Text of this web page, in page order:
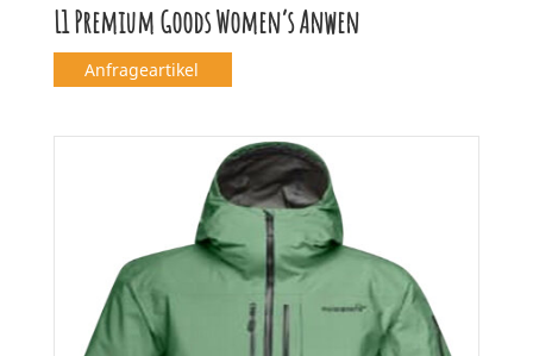
L1 Premium Goods Women’s Anwen
Anfrageartikel